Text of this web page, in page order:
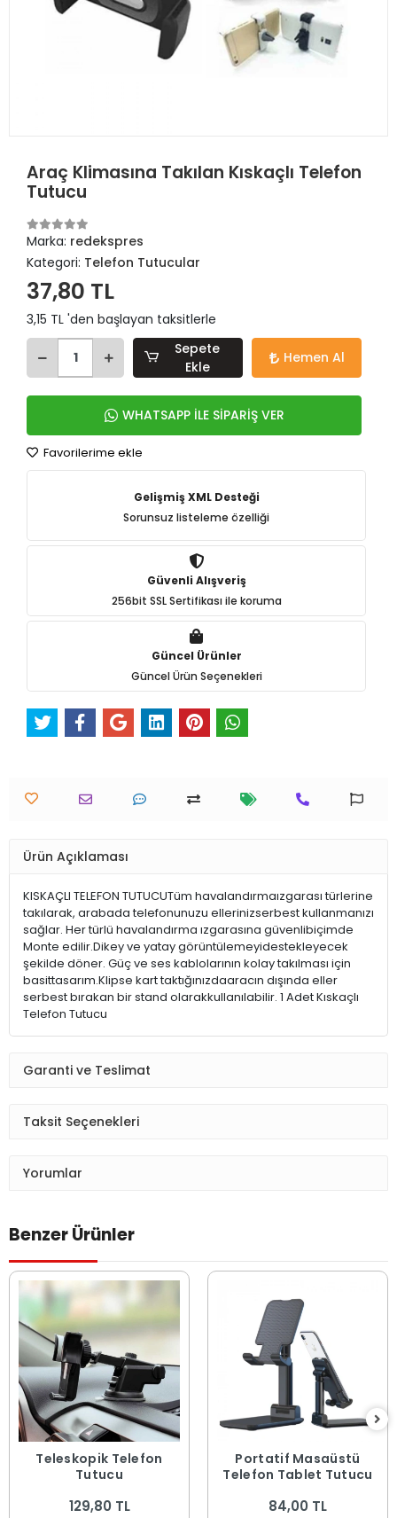
Araç Klimasına Takılan Kıskaçlı Telefon
Tutucu
Marka: redekspres
Kategori: Telefon Tutucular
37,80 TL
3,15 TL 'den başlayan taksitlerle
Sepete
Ekle
Hemen Al
WHATSAPP İLE SİPARİŞ VER
Favorilerime ekle
Gelişmiş XML Desteği
Sorunsuz listeleme özelliği
Güvenli Alışveriş
256bit SSL Sertifikası ile koruma
Güncel Ürünler
Güncel Ürün Seçenekleri
Ürün Açıklaması
KISKAÇLI TELEFON TUTUCUTüm havalandırmaızgarası türlerine
takılarak, arabada telefonunuzu ellerinizserbest kullanmanızı
sağlar. Her türlü havalandırma ızgarasına güvenlibiçimde
Monte edilir.Dikey ve yatay görüntülemeyidestekleyecek
şekilde döner. Güç ve ses kablolarının kolay takılması için
basittasarım.Klipse kart taktığınızdaaracın dışında eller
serbest bırakan bir stand olarakkullanılabilir. 1 Adet Kıskaçlı
Telefon Tutucu
Garanti ve Teslimat
Taksit Seçenekleri
Yorumlar
Benzer Ürünler
Teleskopik Telefon
Tutucu
129,80 TL
Portatif Masaüstü
Telefon Tablet Tutucu
84,00 TL